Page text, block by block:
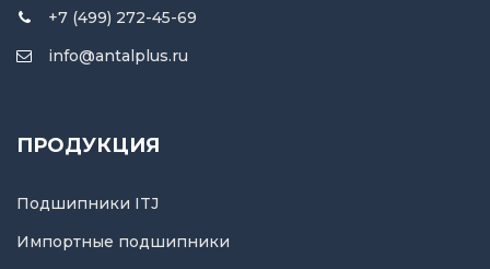
+7 (499) 272-45-69
info@antalplus.ru
ПРОДУКЦИЯ
Подшипники ITJ
Импортные подшипники